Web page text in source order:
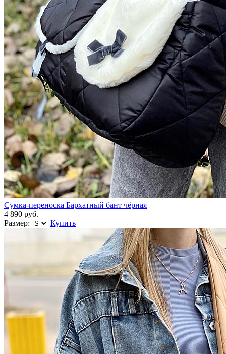
Сумка-переноска Бархатный бант чёрная
4 890 руб.
Размер:
Купить